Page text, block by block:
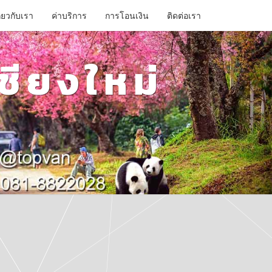
วกับเรา ค่าบริการ การโอนเงิน ติดต่อเรา
ยงใหม่